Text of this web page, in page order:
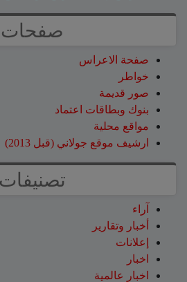
صفحات
صفحة الاعراس
خواطر
صور قديمة
بنوك وبطاقات اعتماد
مواقع محلية
ارشيف موقع جولاني (قبل 2013)
تصنيفات
آراء
أخبار وتقارير
إعلانات
اخبار
اخبار عالمية